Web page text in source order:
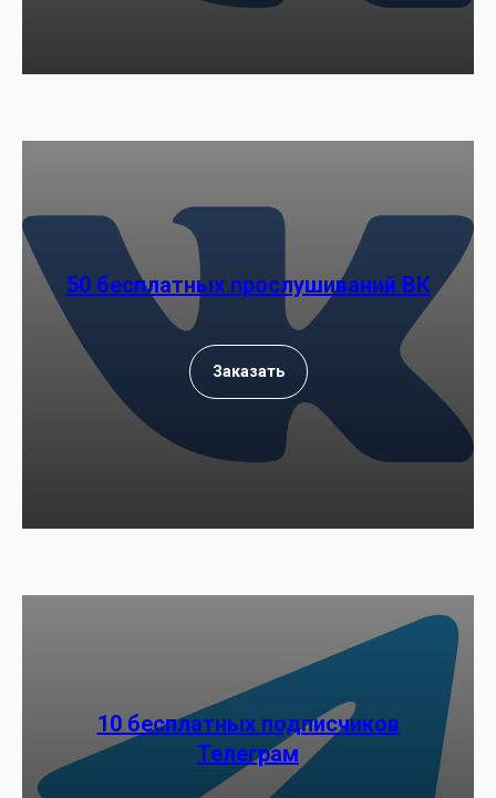
50 бесплатных прослушиваний ВК
Заказать
10 бесплатных подписчиков
Телеграм